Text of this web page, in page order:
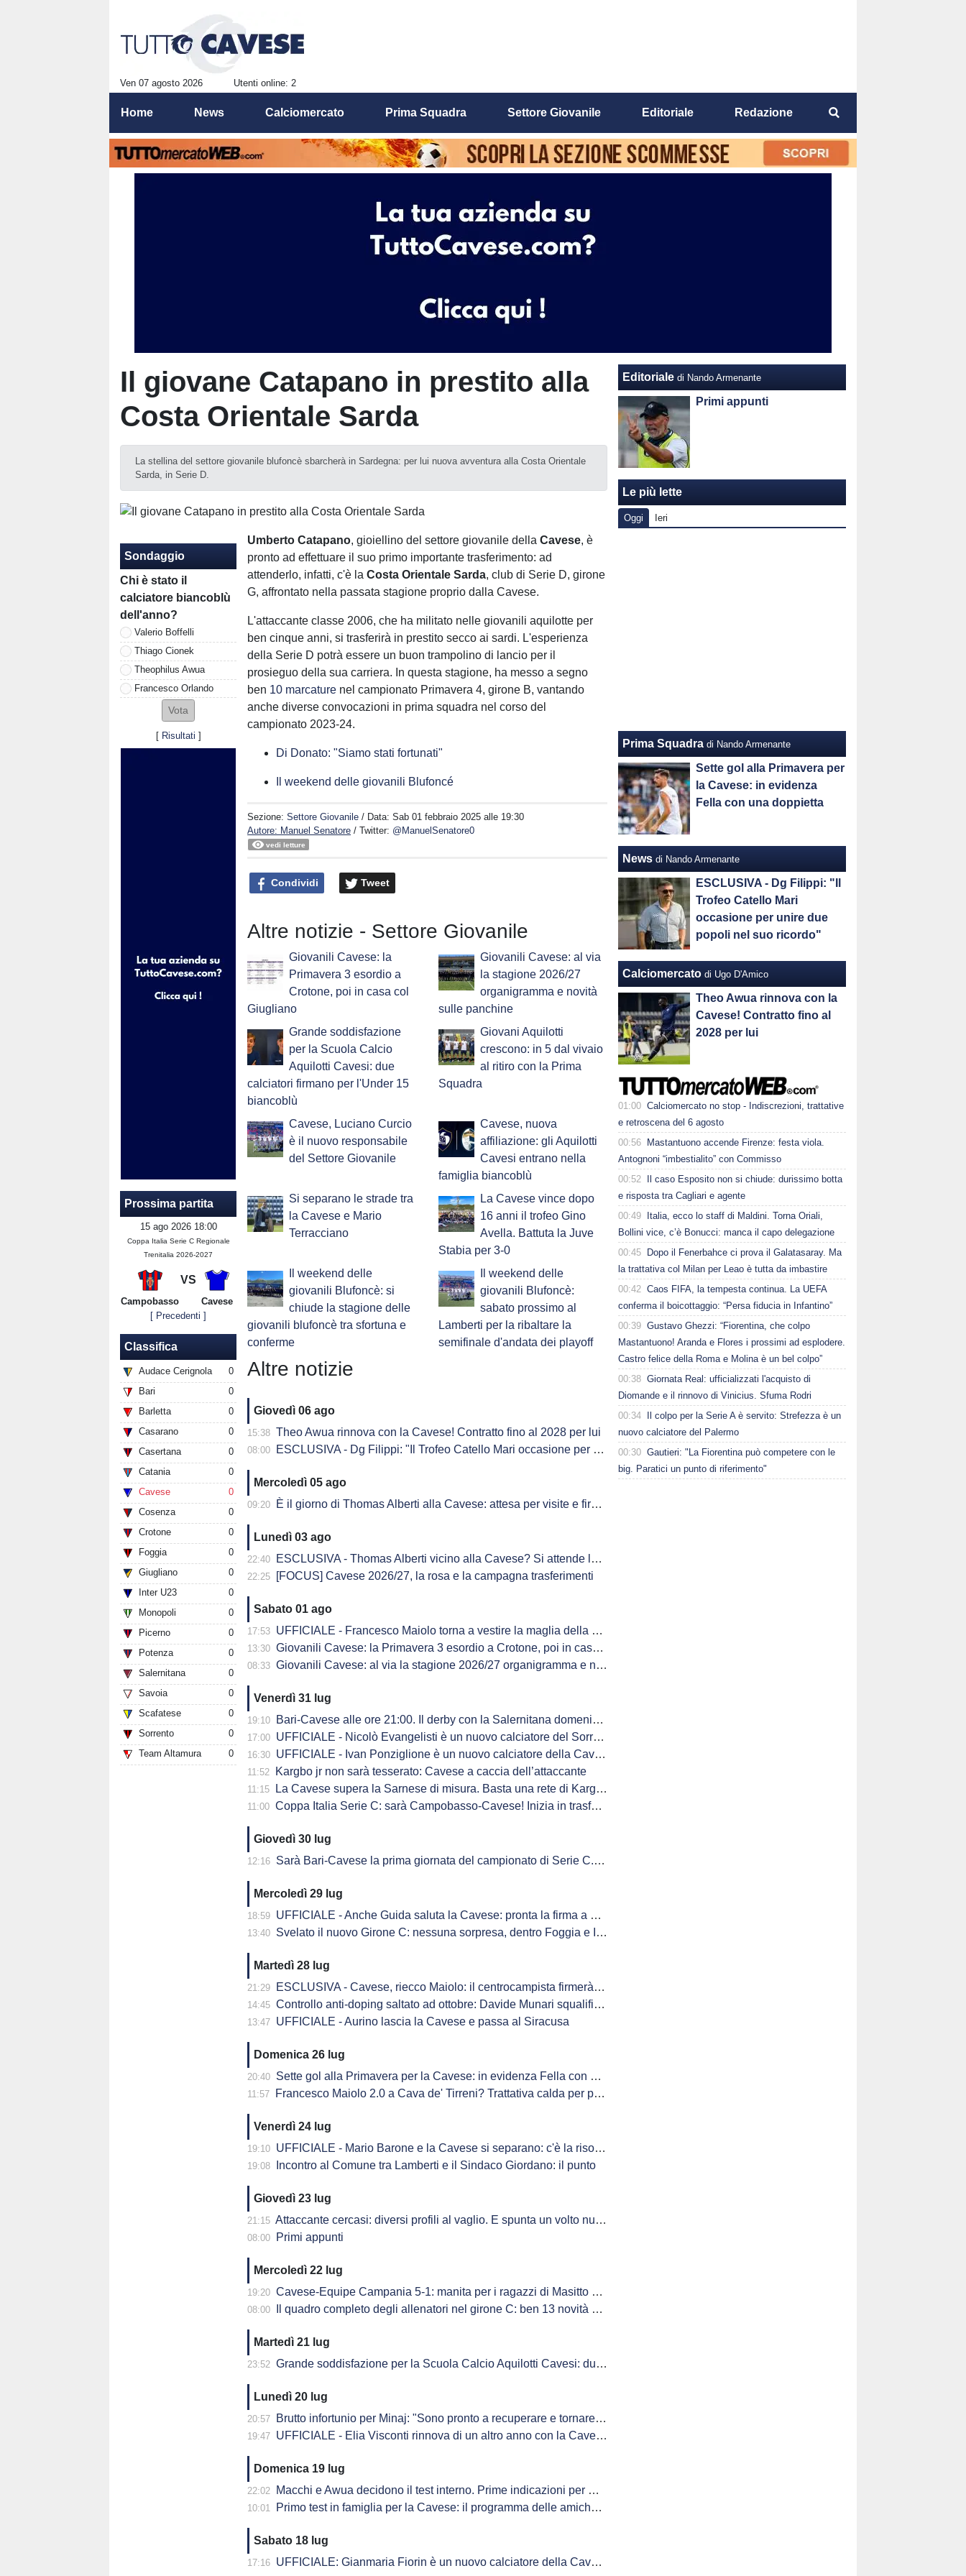
Ven 07 agosto 2026 Utenti online: 2
Home News Calciomercato Prima Squadra Settore Giovanile Editoriale Redazione
Il giovane Catapano in prestito alla
Costa Orientale Sarda
La stellina del settore giovanile blufoncè sbarcherà in Sardegna: per lui nuova avventura alla Costa Orientale
Sarda, in Serie D.
Sondaggio
Chi è stato il
calciatore biancoblù
dell'anno?
Valerio Boffelli
Thiago Cionek
Theophilus Awua
Francesco Orlando
[ Risultati ]
Prossima partita
15 ago 2026 18:00
Coppa Italia Serie C Regionale
Trenitalia 2026-2027
VS
Campobasso
Cavese
[ Precedenti ]
Classifica
Audace Cerignola
0
Bari
0
Barletta
0
Casarano
0
Casertana
0
Catania
0
Cavese
0
Cosenza
0
Crotone
0
Foggia
0
Giugliano
0
Inter U23
0
Monopoli
0
Picerno
0
Potenza
0
Salernitana
0
Savoia
0
Scafatese
0
Sorrento
0
Team Altamura
0
Umberto Catapano, gioiellino del settore giovanile dellaCavese, è
pronto ad effettuare il suo primo importante trasferimento: ad
attenderlo, infatti, c'è laCosta Orientale Sarda, club di Serie D, girone
G, affrontato nella passata stagione proprio dalla Cavese.
L'attaccante classe 2006, che ha militato nelle giovanili aquilotte per
ben cinque anni, si trasferirà in prestito secco ai sardi. L'esperienza
della Serie D potrà essere un buon trampolino di lancio per il
prosieguo della sua carriera. In questa stagione, ha messo a segno
ben 10 marcature nel campionato Primavera 4, girone B, vantando
anche diverse convocazioni in prima squadra nel corso del
campionato 2023-24.
Di Donato: "Siamo stati fortunati"
Il weekend delle giovanili Blufoncé
Sezione:Settore Giovanile / Data:Sab 01 febbraio 2025 alle 19:30
Autore: Manuel Senatore / Twitter: @ManuelSenatore0
vedi letture
Condividi Tweet
Altre notizie - Settore Giovanile
Giovanili Cavese: la
Primavera 3 esordio a
Crotone, poi in casa col
Giugliano
Giovanili Cavese: al via
la stagione 2026/27
organigramma e novità
sulle panchine
Grande soddisfazione
per la Scuola Calcio
Aquilotti Cavesi: due
calciatori firmano per l'Under 15
biancoblù
​Giovani Aquilotti
crescono: in 5 dal vivaio
al ritiro con la Prima
Squadra
Cavese, Luciano Curcio
è il nuovo responsabile
del Settore Giovanile
Cavese, nuova
affiliazione: gli Aquilotti
Cavesi entrano nella
famiglia biancoblù
Si separano le strade tra
la Cavese e Mario
Terracciano
La Cavese vince dopo
16 anni il trofeo Gino
Avella. Battuta la Juve
Stabia per 3-0
Il weekend delle
giovanili Blufoncè: si
chiude la stagione delle
giovanili blufoncè tra sfortuna e
conferme
Il weekend delle
giovanili Blufoncè:
sabato prossimo al
Lamberti per la ribaltare la
semifinale d'andata dei playoff
Altre notizie
Giovedì 06 ago
15:38 Theo Awua rinnova con la Cavese! Contratto fino al 2028 per lui
08:00 ESCLUSIVA - Dg Filippi: "Il Trofeo Catello Mari occasione per unire due popoli nel suo ricordo"
Mercoledì 05 ago
09:20 È il giorno di Thomas Alberti alla Cavese: attesa per visite e firma sul contratto
Lunedì 03 ago
22:40 ESCLUSIVA - Thomas Alberti vicino alla Cavese? Si attende la risoluzione con il Novara
22:25 [FOCUS] Cavese 2026/27, la rosa e la campagna trasferimenti
Sabato 01 ago
17:53 UFFICIALE - Francesco Maiolo torna a vestire la maglia della Cavese
13:30 Giovanili Cavese: la Primavera 3 esordio a Crotone, poi in casa col Giugliano
08:33 Giovanili Cavese: al via la stagione 2026/27 organigramma e novità sulle panchine
Venerdì 31 lug
19:10 Bari-Cavese alle ore 21:00. Il derby con la Salernitana domenica 6 settembre alle ore 15:00
17:00 UFFICIALE - Nicolò Evangelisti è un nuovo calciatore del Sorrento
16:30 UFFICIALE - Ivan Ponziglione è un nuovo calciatore della Cavese
11:52 Kargbo jr non sarà tesserato: Cavese a caccia dell’attaccante
11:15 La Cavese supera la Sarnese di misura. Basta una rete di Kargbo JR a decidere l'allenamento congiunto
11:00 Coppa Italia Serie C: sarà Campobasso-Cavese! Inizia in trasferta la stagione 2026-2027 per gli aquilotti
Giovedì 30 lug
12:16 Sarà Bari-Cavese la prima giornata del campionato di Serie C. Derby con la Salernitana alla terza giornata, si chiude con il Giugliano
Mercoledì 29 lug
18:59 UFFICIALE - Anche Guida saluta la Cavese: pronta la firma a Siracusa
13:40 Svelato il nuovo Girone C: nessuna sorpresa, dentro Foggia e Inter U23
Martedì 28 lug
21:29 ESCLUSIVA - Cavese, riecco Maiolo: il centrocampista firmerà nelle prossime ore
14:45 Controllo anti-doping saltato ad ottobre: Davide Munari squalificato 2 anni
13:47 UFFICIALE - Aurino lascia la Cavese e passa al Siracusa
Domenica 26 lug
20:40 Sette gol alla Primavera per la Cavese: in evidenza Fella con una doppietta
11:57 Francesco Maiolo 2.0 a Cava de' Tirreni? Trattativa calda per portare il classe 2006 di nuovo in biancoblù
Venerdì 24 lug
19:10 UFFICIALE - Mario Barone e la Cavese si separano: c'è la risoluzione
19:08 Incontro al Comune tra Lamberti e il Sindaco Giordano: il punto
Giovedì 23 lug
21:15 Attaccante cercasi: diversi profili al vaglio. E spunta un volto nuovo in ritiro
08:00 Primi appunti
Mercoledì 22 lug
19:20 Cavese-Equipe Campania 5-1: manita per i ragazzi di Masitto nel primo test ufficiale
08:00 Il quadro completo degli allenatori nel girone C: ben 13 novità e poche conferme
Martedì 21 lug
23:52 Grande soddisfazione per la Scuola Calcio Aquilotti Cavesi: due calciatori firmano per l'Under 15 biancoblù
Lunedì 20 lug
20:57 Brutto infortunio per Minaj: "Sono pronto a recuperare e tornare più forte che mai"
19:47 UFFICIALE - Elia Visconti rinnova di un altro anno con la Cavese
Domenica 19 lug
22:02 Macchi e Awua decidono il test interno. Prime indicazioni per Masitto
10:01 Primo test in famiglia per la Cavese: il programma delle amichevoli
Sabato 18 lug
17:16 UFFICIALE: Gianmaria Fiorin è un nuovo calciatore della Cavese
Editoriale di Nando Armenante
Primi appunti
Le più lette
Oggi Ieri
Prima Squadra di Nando Armenante
Sette gol alla Primavera per
la Cavese: in evidenza
Fella con una doppietta
News di Nando Armenante
ESCLUSIVA - Dg Filippi: "Il
Trofeo Catello Mari
occasione per unire due
popoli nel suo ricordo"
Calciomercato di Ugo D'Amico
Theo Awua rinnova con la
Cavese! Contratto fino al
2028 per lui
01:00 Calciomercato no stop - Indiscrezioni, trattative
e retroscena del 6 agosto
00:56
Mastantuono accende Firenze: festa viola.
Antognoni “imbestialito” con Commisso
00:52
Il caso Esposito non si chiude: durissimo botta
e risposta tra Cagliari e agente
00:49
Italia, ecco lo staff di Maldini. Torna Oriali,
Bollini vice, c’è Bonucci: manca il capo delegazione
00:45
Dopo il Fenerbahce ci prova il Galatasaray. Ma
la trattativa col Milan per Leao è tutta da imbastire
00:42 Caos FIFA, la tempesta continua. La UEFA
conferma il boicottaggio: “Persa fiducia in Infantino”
00:39 Gustavo Ghezzi: “Fiorentina, che colpo
Mastantuono! Aranda e Flores i prossimi ad esplodere.
Castro felice della Roma e Molina è un bel colpo”
00:38 Giornata Real: ufficializzati l'acquisto di
Diomande e il rinnovo di Vinicius. Sfuma Rodri
00:34
Il colpo per la Serie A è servito: Strefezza è un
nuovo calciatore del Palermo
00:30 Gautieri: "La Fiorentina può competere con le
big. Paratici un punto di riferimento"